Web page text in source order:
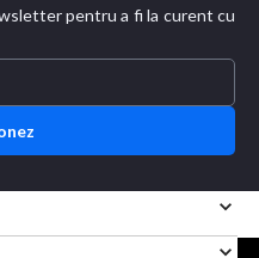
pentru a fi la curent cu